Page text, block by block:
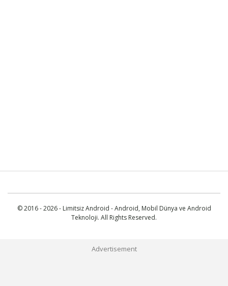
© 2016 - 2026 - Limitsiz Android - Android, Mobil Dünya ve Android
Teknoloji. All Rights Reserved.
Advertisement